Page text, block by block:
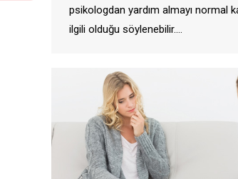
psikologdan yardım almayı normal
ilgili olduğu söylenebilir.…